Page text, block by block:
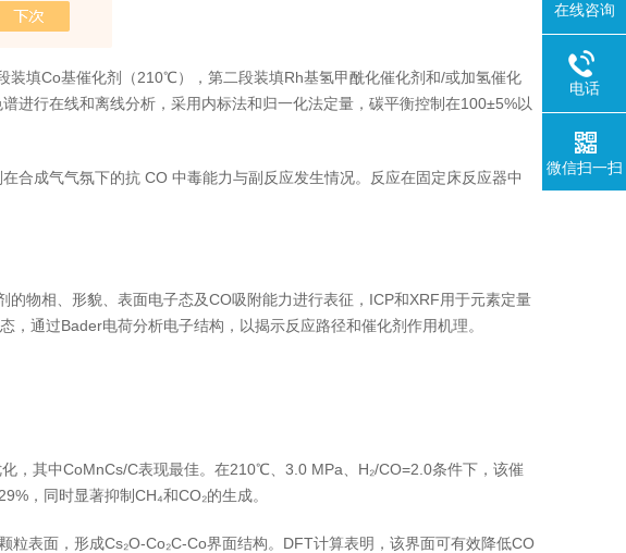
装填Co基催化剂（210℃），第二段装填Rh基氢甲酰化催化剂和/或加氢催化
进行在线和离线分析，采用内标法和归一化法定量，碳平衡控制在100±5%以
合成气气氛下的抗 CO 中毒能力与副反应发生情况。反应在固定床反应器中
物相、形貌、表面电子态及CO吸附能力进行表征，ICP和XRF用于元素定量
通过Bader电荷分析电子结构，以揭示反应路径和催化剂作用机理。
，其中CoMnCs/C表现最佳。在210℃、3.0 MPa、H₂/CO=2.0条件下，该催
，同时显著抑制CH₄和CO₂的生成。
粒表面，形成Cs₂O-Co₂C-Co界面结构。DFT计算表明，该界面可有效降低CO
在线咨询
电话
微信扫一扫